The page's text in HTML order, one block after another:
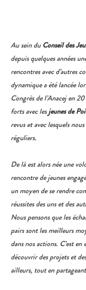
Au sein du Conseil des
depuis quelques années
rencontres avec d’autres
dynamique a été lancée
Congrès de l’Anacej en
forts avec les jeunes de
revus et avec lesquels
réguliers.
De là est alors née une
rencontre de jeunes
un moyen de se rendre
réussites des uns et des
Nous pensons que les
pairs sont les meilleurs
dans nos actions. C’est
découvrir des projets et
ailleurs, tout en